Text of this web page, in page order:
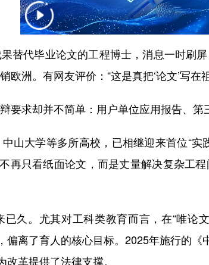
替代毕业论文的工程博士，消息一时刷
洲。有网友评价：“这是真把‘论文’写在
要求却并不简单：用户单位应用报告、第
山大学等多所高校，已相继迎来首位“实
再只看纸面论文，而是丈量解决复杂工
久。尤其对工科类教育而言，在“唯论
偏离了育人的核心目标。2025年施行的《
改革提供了法律支撑。